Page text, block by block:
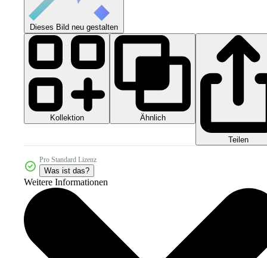
Dieses Bild neu gestalten
Kollektion Ähnlich
Teilen
Pro Standard Lizenz
Was ist das?
Weitere Informationen